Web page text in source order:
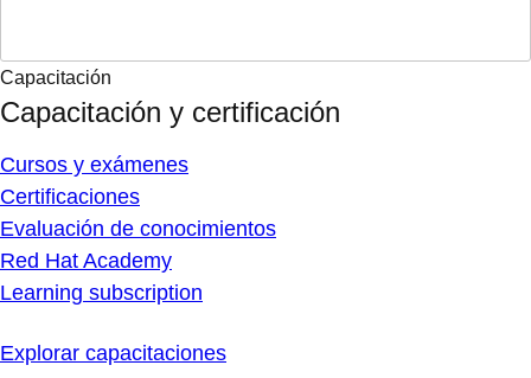
Capacitación
Capacitación y certificación
Cursos y exámenes
Certificaciones
Evaluación de conocimientos
Red Hat Academy
Learning subscription
Explorar capacitaciones